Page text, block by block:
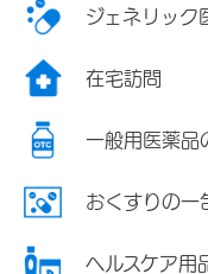
ジェネリッ
在宅訪問
一般用医薬品
おくすりの一
ヘルスケア用